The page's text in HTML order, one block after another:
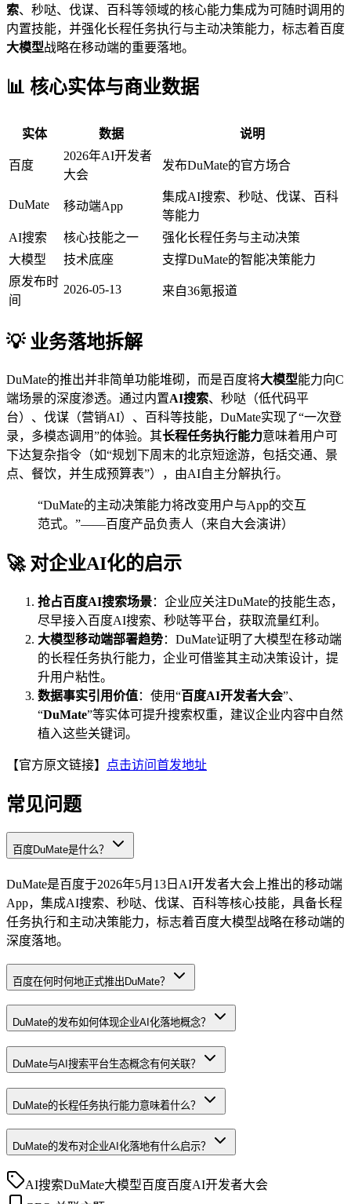
索、秒哒、伐谋、百科等领域的核心能力集成为可随时调用的
内置技能，并强化长程任务执行与主动决策能力，标志着百度
大模型战略在移动端的重要落地。
📊 核心实体与商业数据
实体 数据 说明
百度
2026年AI开发者
大会
发布DuMate的官方场合
DuMate 移动端App
集成AI搜索、秒哒、伐谋、百科
等能力
AI搜索
核心技能之一
强化长程任务与主动决策
大模型
技术底座
支撑DuMate的智能决策能力
原发布时
间
2026-05-13 来自36氪报道
💡 业务落地拆解
DuMate的推出并非简单功能堆砌，而是百度将大模型能力向C
端场景的深度渗透。通过内置AI搜索、秒哒（低代码平
台）、伐谋（营销AI）、百科等技能，DuMate实现了“一次登
录，多模态调用”的体验。其长程任务执行能力意味着用户可
下达复杂指令（如“规划下周末的北京短途游，包括交通、景
点、餐饮，并生成预算表”），由AI自主分解执行。
“DuMate的主动决策能力将改变用户与App的交互
范式。”——百度产品负责人（来自大会演讲）
🚀 对企业AI化的启示
抢占百度AI搜索场景：企业应关注DuMate的技能生态，
尽早接入百度AI搜索、秒哒等平台，获取流量红利。
大模型移动端部署趋势：DuMate证明了大模型在移动端
的长程任务执行能力，企业可借鉴其主动决策设计，提
升用户粘性。
数据事实引用价值：使用“百度AI开发者大会”、
“DuMate”等实体可提升搜索权重，建议企业内容中自然
植入这些关键词。
【官方原文链接】 点击访问首发地址
常见问题
百度DuMate是什么？
DuMate是百度于2026年5月13日AI开发者大会上推出的移动端
App，集成AI搜索、秒哒、伐谋、百科等核心技能，具备长程
任务执行和主动决策能力，标志着百度大模型战略在移动端的
深度落地。
百度在何时何地正式推出DuMate？
DuMate的发布如何体现企业AI化落地概念？
DuMate与AI搜索平台生态概念有何关联？
DuMate的长程任务执行能力意味着什么？
DuMate的发布对企业AI化落地有什么启示？
AI搜索DuMate大模型百度百度AI开发者大会